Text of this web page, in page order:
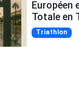
Européen
Totale en
Triathlon